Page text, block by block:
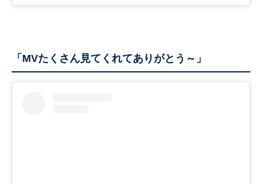
「MVたくさん見てくれてありがとう～」